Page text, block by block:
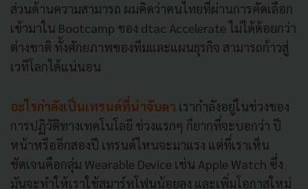
ส่วนด้านความสามารถ ผมคิดว่าคนไทยที่ผ่านการคัดเลือก
เข้ามาใน Bootcamp ของ dtac Accelerate ไม่ได้ด้อยกว่า
ต่างชาติ ทั้งศักยภาพของทีมและแผนธุรกิจ สามารถก้าวสู่
เวทีโลกได้แน่นอน
อะไรกำลังเป็นเทรนด์ที่น่าจับตา เรากำลังอยู่ในช่วงของ
การปฏิวัติทางเทคโนโลยี ช่วงแรกๆ ก็ยากที่จะบอกว่า ปี
หน้าหรืออีกสองปี เทรนด์ไหนจะมาแรง แต่ที่เราเห็น
ชัดเจนคือกลุ่ม Wearable Device เช่น Apple Watch ซึ่ง
มันจะทำให้เราใช้สมาร์ทโฟนน้อยลง และเพิ่มโอกาสใหม่